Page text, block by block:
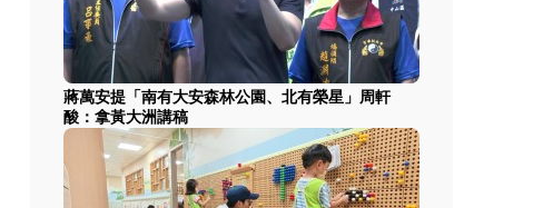
蔣萬安提「南有大安森林公園、北有榮星」周軒
酸：拿黃大洲講稿